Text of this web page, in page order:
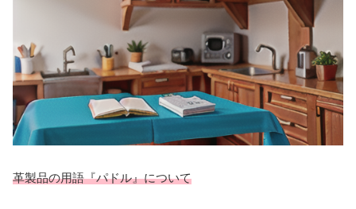
革製品の用語『パドル』について